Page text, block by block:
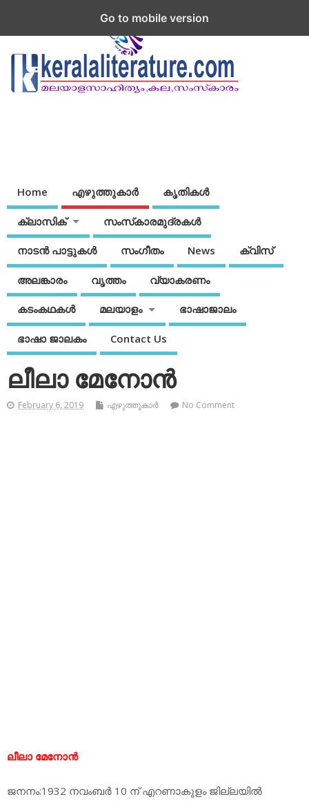
Home എഴുത്തുകാര്‍ കൃതികൾ
ക്ലാസിക് സംസ്‌കാരമുദ്രകള്‍
നാടന്‍ പാട്ടുകള്‍ സംഗീതം News ക്വിസ്
അലങ്കാരം വൃത്തം വ്യാകരണം
കടംകഥകള്‍ മലയാളം ഭാഷാജാലം
ഭാഷാ ജാലകം Contact Us
ലീലാ മേനോന്‍
February 6, 2019 എഴുത്തുകാര്‍ No Comment
ലീലാ മേനോന്‍
ജനനം:1932 നവംബര്‍ 10 ന് എറണാകുളം ജില്ലയില്‍
Go to mobile version